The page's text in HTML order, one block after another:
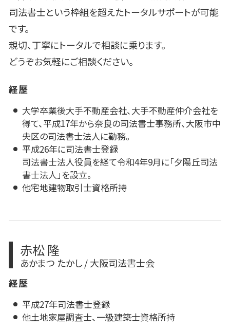
司法書士という枠組を超えたトータルサポートが可能
です。
親切、丁寧にトータルで相談に乗ります。
どうぞお気軽にご相談ください。
経歴
大学卒業後大手不動産会社、大手不動産仲介会社を
得て、平成17年から奈良の司法書士事務所、大阪市中
央区の司法書士法人に勤務。
平成26年に司法書士登録
司法書士法人役員を経て令和4年9月に「夕陽丘司法
書士法人」を設立。
他宅地建物取引士資格所持
赤松 隆
あかまつ たかし / 大阪司法書士会
経歴
平成27年司法書士登録
他土地家屋調査士、一級建築士資格所持